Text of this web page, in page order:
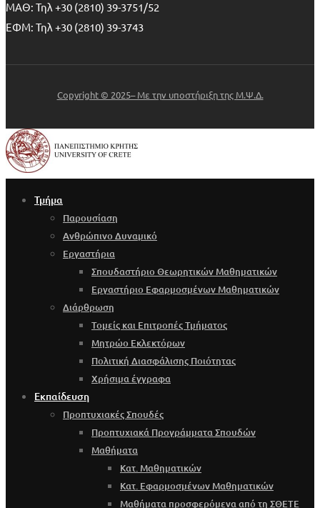
ΜΑΘ: Τηλ +30 (2810) 39-3751/52
ΕΦΜ: Τηλ +30 (2810) 39-3743
Copyright © 2025– Με την υποστήριξη της Μ.Ψ.Δ.
Τμήμα
Παρουσίαση
Ανθρώπινο Δυναμικό
Εργαστήρια
Σπουδαστήριο Θεωρητικών Μαθηματικών
Εργαστήριο Εφαρμοσμένων Μαθηματικών
Διάρθρωση
Τομείς και Επιτροπές Τμήματος
Μητρώο Εκλεκτόρων
Πολιτική Διασφάλισης Ποιότητας
Χρήσιμα έγγραφα
Εκπαίδευση
Προπτυχιακές Σπουδές
Προπτυχιακά Προγράμματα Σπουδών
Μαθήματα
Κατ. Μαθηματικών
Κατ. Εφαρμοσμένων Μαθηματικών
Μαθήματα προσφερόμενα από τη ΣΘΕΤΕ